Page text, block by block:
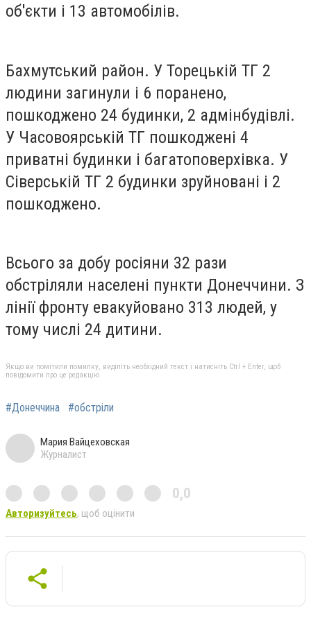
об'єкти і 13 автомобілів.
Бахмутський район. У Торецькій ТГ 2
людини загинули і 6 поранено,
пошкоджено 24 будинки, 2 адмінбудівлі.
У Часовоярській ТГ пошкоджені 4
приватні будинки і багатоповерхівка. У
Сіверській ТГ 2 будинки зруйновані і 2
пошкоджено.
Всього за добу росіяни 32 рази
обстріляли населені пункти Донеччини. З
лінії фронту евакуйовано 313 людей, у
тому числі 24 дитини.
Якщо ви помітили помилку, виділіть необхідний текст і натисніть Ctrl + Enter, щоб
повідомити про це редакцію
#Донеччина #обстріли
Мария Вайцеховская
Журналист
0,0
Авторизуйтесь, щоб оцінити